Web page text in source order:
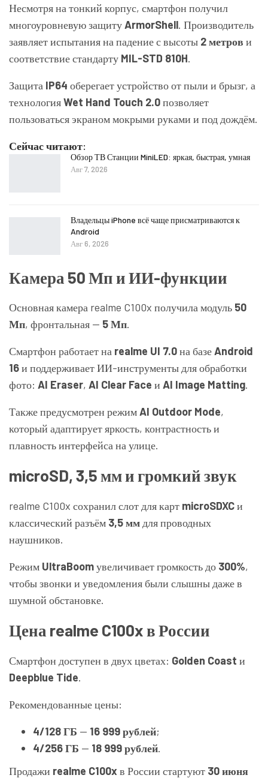
Несмотря на тонкий корпус, смартфон получил
многоуровневую защиту ArmorShell. Производитель
заявляет испытания на падение с высоты 2 метров и
соответствие стандарту MIL-STD 810H.
Защита IP64 оберегает устройство от пыли и брызг, а
технологияWet Hand Touch 2.0позволяет
пользоваться экраном мокрыми руками и под дождём.
Сейчас читают:
Обзор ТВ Станции MiniLED: яркая, быстрая, умная
Авг 7, 2026
Владельцы iPhone всё чаще присматриваются к
Android
Авг 6, 2026
Камера 50 Мп и ИИ-функции
Основная камера realme C100x получила модуль 50
Мп, фронтальная — 5 Мп.
Смартфон работает на realme UI 7.0на базе Android
16и поддерживает ИИ-инструменты для обработки
фото: AI Eraser, AI Clear Face и AI Image Matting.
Также предусмотрен режим AI Outdoor Mode,
который адаптирует яркость, контрастность и
плавность интерфейса на улице.
microSD, 3,5 мм и громкий звук
realme C100x сохранил слот для карт microSDXCи
классический разъём 3,5 мм для проводных
наушников.
Режим UltraBoomувеличивает громкость до 300%,
чтобы звонки и уведомления были слышны даже в
шумной обстановке.
Цена realme C100x в России
Смартфон доступен в двух цветах: Golden Coast и
Deepblue Tide.
Рекомендованные цены:
4/128 ГБ — 16 999 рублей;
4/256 ГБ — 18 999 рублей.
Продажи realme C100x в России стартуют 30 июня